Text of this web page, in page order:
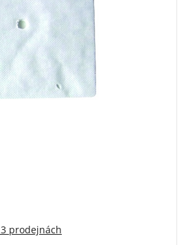
3 prodejnách